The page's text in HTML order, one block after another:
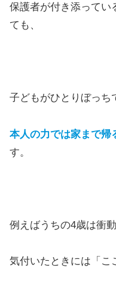
保護者が付き添ってい
ても、
子どもがひとりぼっち
本人の力では家まで帰
す。
例えばうちの4歳は衝
気付いたときには「こ